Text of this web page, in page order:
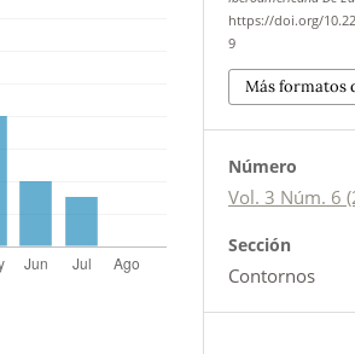
https://doi.org/
9
Más formatos
Número
Vol. 3 Núm. 6
Sección
Contornos